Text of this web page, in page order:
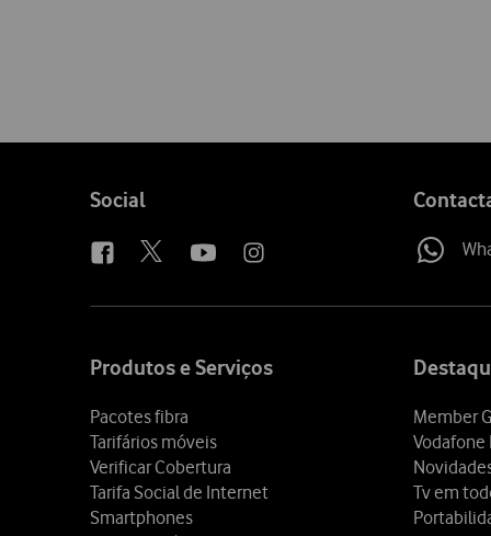
Follow
Social
Produtos e Serviços
Pacotes fibra
Tarifários móveis
Verificar Cobertura
Tarifa Social de Internet
Smartphones
Member
Vodafone
Tv em